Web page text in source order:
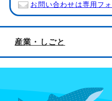
お問い合わせは専用フ
産業・しごと